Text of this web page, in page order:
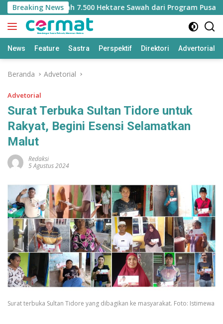
Langsung
ke
konten
Breaking News
Jatah 7.500 Hektare Sawah dari Program Pusat
News Feature Sastra Perspektif Direktori Advertorial
Beranda Advetorial
Advetorial
Surat Terbuka Sultan Tidore untuk
Rakyat, Begini Esensi Selamatkan
Malut
Redaksi
5 Agustus 2024
Surat terbuka Sultan Tidore yang dibagikan ke masyarakat. Foto: Istimewa